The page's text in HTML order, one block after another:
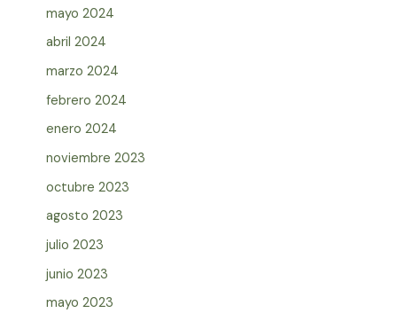
mayo 2024
abril 2024
marzo 2024
febrero 2024
enero 2024
noviembre 2023
octubre 2023
agosto 2023
julio 2023
junio 2023
mayo 2023